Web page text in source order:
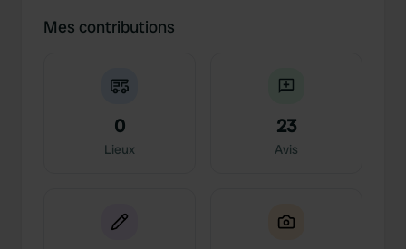
Mes contributions
0
Lieux
23
Avis